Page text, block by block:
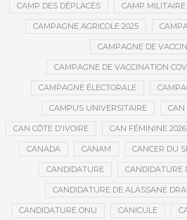
CAMP DES DÉPLACÉS CAMP MILITAIRE
CAMPAGNE AGRICOLE 2025
CAMPAGNE DE
CAMPAGNE DE VACCINATION
CAMPAGNE ÉLECTORALE
CAMPUS UNIVERSITAIRE CAN
CAN CÔTE D'IVOIRE CAN FÉMININE 2026
CANADA CANAM CANCER DU
CANDIDATURE CANDIDATURE
CANDIDATURE DE ALASSANE
CANDIDATURE ONU CANICULE